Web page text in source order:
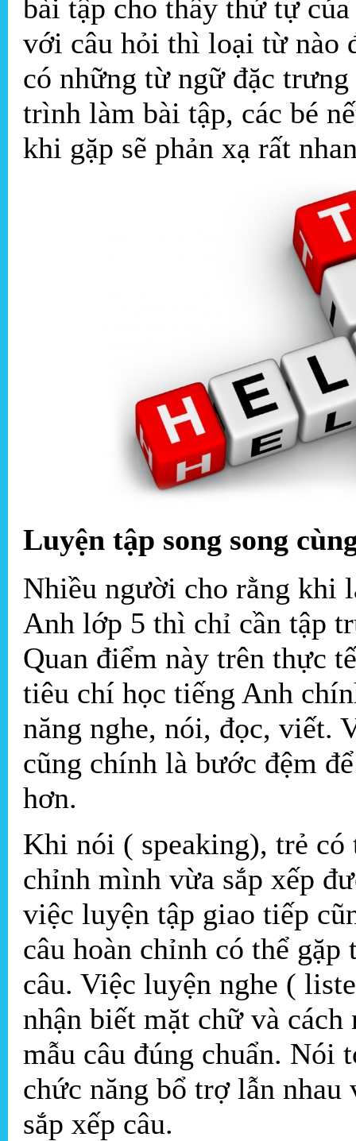
bài tập cho thấy thứ tự
với câu hỏi thì loại từ nào
có những từ ngữ đặc
trình làm bài tập, các bé
khi gặp sẽ phản xạ rất
Luyện tập song song
Nhiều người cho rằng khi
Anh lớp 5 thì chỉ cần tập
Quan điểm này trên thực
tiêu chí học tiếng Anh
năng nghe, nói, đọc, viết.
cũng chính là bước đệm
hơn.
Khi nói ( speaking), trẻ có
chỉnh mình vừa sắp xếp
việc luyện tập giao tiếp
câu hoàn chỉnh có thể
câu. Việc luyện nghe (
nhận biết mặt chữ và
mẫu câu đúng chuẩn. Nói
chức năng bổ trợ lẫn
sắp xếp câu.